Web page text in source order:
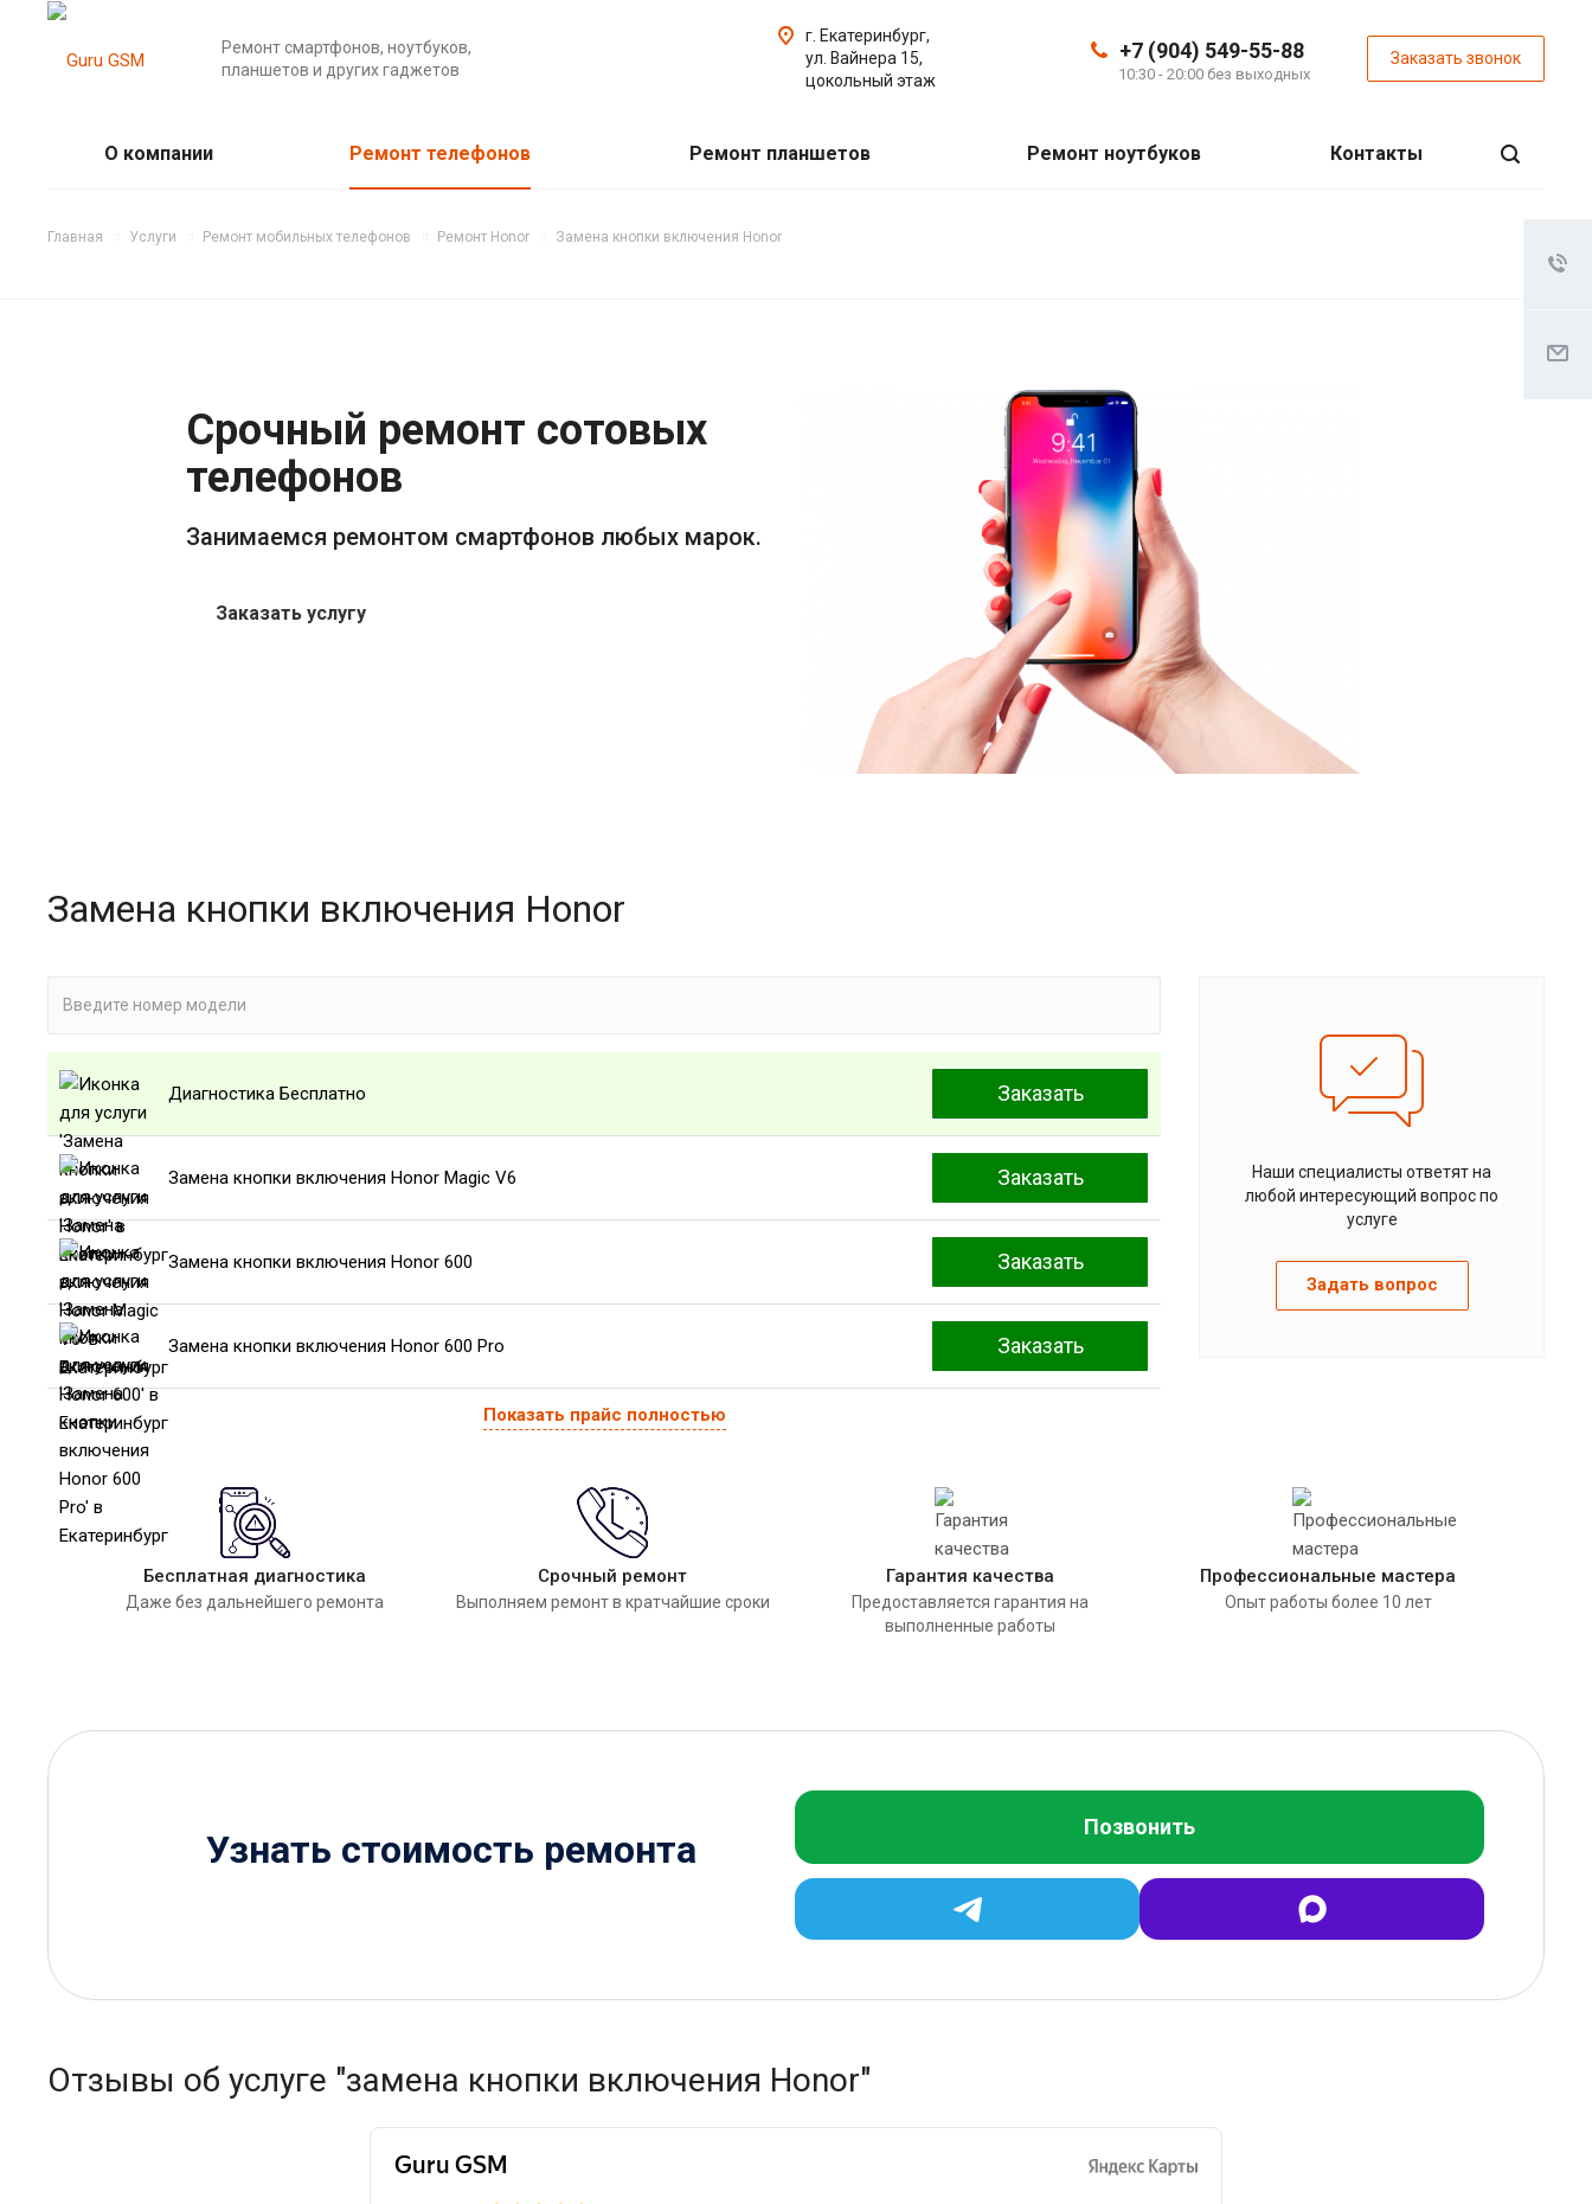
Ремонт смартфонов, ноутбуков,
планшетов и других гаджетов
+7 (904) 549-55-88
10:30 - 20:00 без выходных
Заказать звонок
г. Екатеринбург,
ул. Вайнера 15,
цокольный этаж
О компании Ремонт телефонов Ремонт планшетов Ремонт ноутбуков Контакты
Главная Услуги Ремонт мобильных телефонов Ремонт Honor Замена кнопки включения Honor
Срочный ремонт сотовых
телефонов
Занимаемся ремонтом смартфонов любых марок.
Заказать услугу
Замена кнопки включения Honor
Диагностика Бесплатно Заказать
Замена кнопки включения Honor Magic V6 Заказать
Замена кнопки включения Honor 600 Заказать
Замена кнопки включения Honor 600 Pro Заказать
Показать прайс полностью
Наши специалисты ответят на
любой интересующий вопрос по
услуге
Задать вопрос
Бесплатная диагностика
Даже без дальнейшего ремонта
Срочный ремонт
Выполняем ремонт в кратчайшие сроки
Гарантия качества
Предоставляется гарантия на
выполненные работы
Профессиональные мастера
Опыт работы более 10 лет
Узнать стоимость ремонта
Позвонить
Отзывы об услуге "замена кнопки включения Honor"